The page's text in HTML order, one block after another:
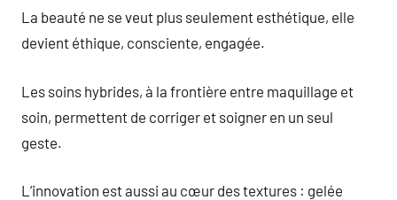
La beauté ne se veut plus seulement esthétique, elle
devient éthique, consciente, engagée.
Les soins hybrides, à la frontière entre maquillage et
soin, permettent de corriger et soigner en un seul
geste.
L’innovation est aussi au cœur des textures : gelée